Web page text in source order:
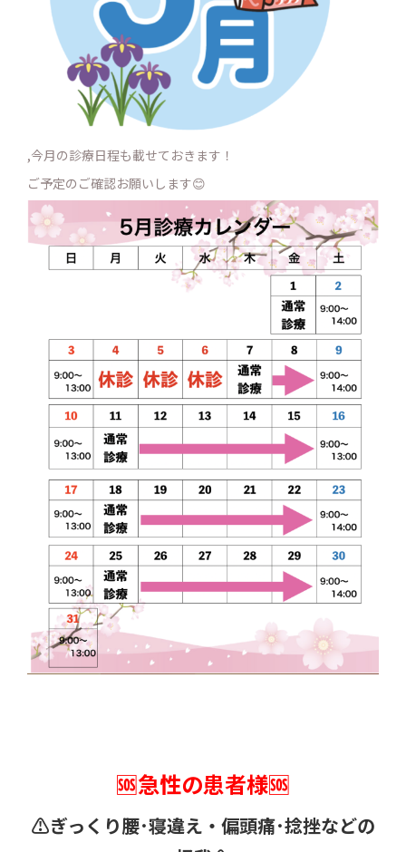
,今月の診療日程も載せておきます！
ご予定のご確認お願いします😊
🆘急性の患者様🆘
⚠️ぎっくり腰･寝違え・ 偏頭痛･捻挫などの